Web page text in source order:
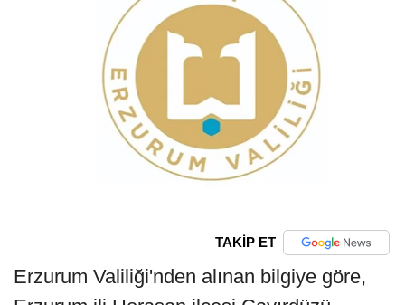
TAKİP ET
Erzurum Valiliği'nden alınan bilgiye göre,